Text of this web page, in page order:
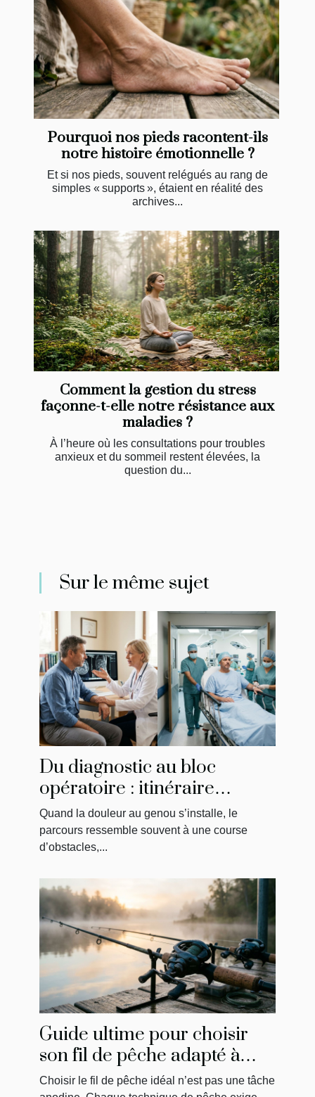
Pourquoi nos pieds racontent-ils
notre histoire émotionnelle ?
Et si nos pieds, souvent relégués au rang de
simples « supports », étaient en réalité des
archives...
Comment la gestion du stress
façonne-t-elle notre résistance aux
maladies ?
À l’heure où les consultations pour troubles
anxieux et du sommeil restent élevées, la
question du...
Sur le même sujet
Du diagnostic au bloc
opératoire : itinéraire
singulier d’un patient
Quand la douleur au genou s’installe, le
parcours ressemble souvent à une course
d’obstacles,...
Guide ultime pour choisir
son fil de pêche adapté à
chaque technique
Choisir le fil de pêche idéal n’est pas une tâche